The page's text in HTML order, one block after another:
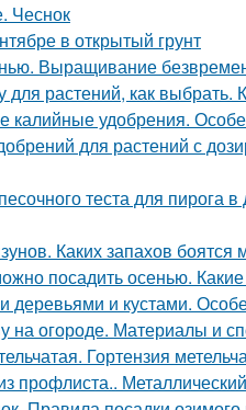
Чеснок
в открытый грунт
Выращивание
растений, как выбрать.
калийные удобрения.
для растений с
теста для пирога
Каких запахов
посадить осенью.
деревьями и кустами.
на огороде. Материалы и
Гортензия
профлиста..